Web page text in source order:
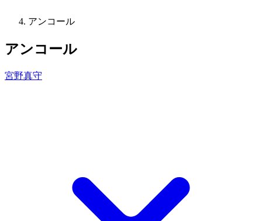
アンコール
アンコール
宮野真守